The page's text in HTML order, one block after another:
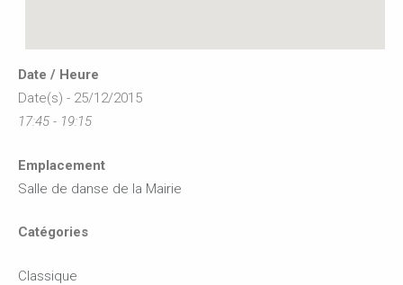
Date / Heure
Date(s) - 25/12/2015
17:45 - 19:15
Emplacement
Salle de danse de la Mairie
Catégories
Classique